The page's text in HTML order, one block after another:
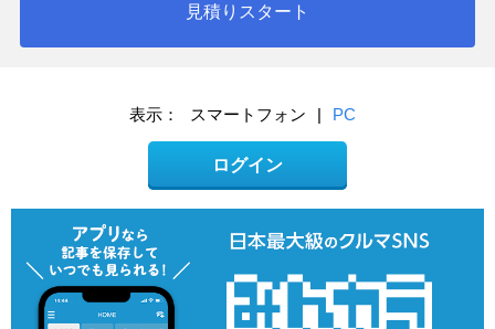
見積りスタート
表示： スマートフォン | PC
ログイン